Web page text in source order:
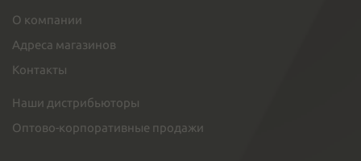
О компании
Адреса магазинов
Контакты
Наши дистрибьюторы
Оптово-корпоративные продажи